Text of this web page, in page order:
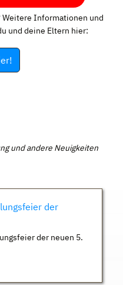
Weitere Informationen und
und deine Eltern hier:
und andere Neuigkeiten
der
der neuen 5.